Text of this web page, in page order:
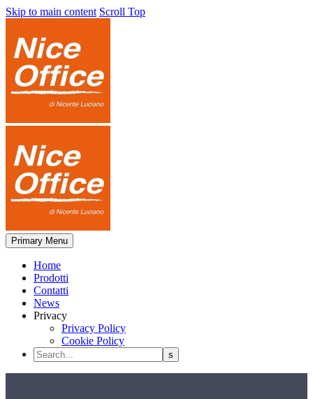
Skip to main content Scroll Top
Primary Menu
Home
Prodotti
Contatti
News
Privacy
Privacy Policy
Cookie Policy